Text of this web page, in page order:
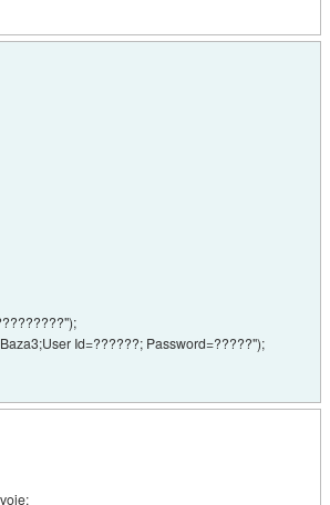
Id=??????; Password=?????");